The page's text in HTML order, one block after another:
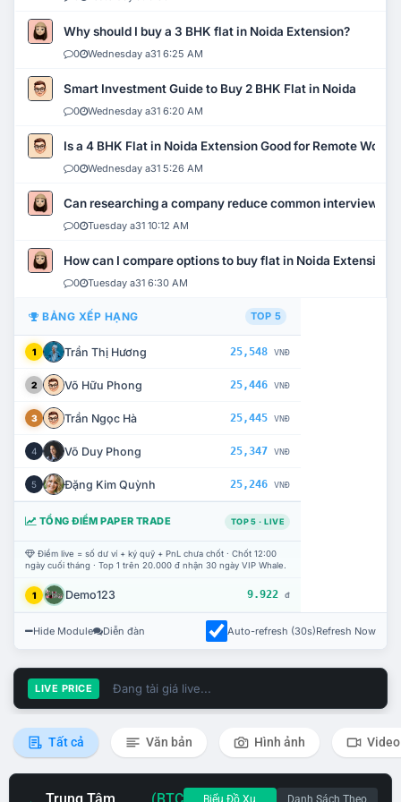
Why should I buy a 3 BHK flat in Noida Extension?
0 Wednesday a31 6:25 AM
Smart Investment Guide to Buy 2 BHK Flat in Noida
0 Wednesday a31 6:20 AM
Is a 4 BHK Flat in Noida Extension Good for Remote Work?
0 Wednesday a31 5:26 AM
Can researching a company reduce common interview
0 Tuesday a31 10:12 AM
How can I compare options to buy flat in Noida Extension?
0 Tuesday a31 6:30 AM
BẢNG XẾP HẠNG TOP 5
1 Trần Thị Hương 25,548 VNĐ
2 Võ Hữu Phong 25,446 VNĐ
3 Trần Ngọc Hà 25,445 VNĐ
4 Võ Duy Phong 25,347 VNĐ
5 Đặng Kim Quỳnh 25,246 VNĐ
TỔNG ĐIỂM PAPER TRADE TOP 5 · LIVE
Điểm live = số dư ví + ký quỹ + PnL chưa chốt · Chốt 12:00
ngày cuối tháng · Top 1 trên 20.000 đ nhận 30 ngày VIP Whale.
1 Demo123 9.922 đ
Hide Module Diễn đàn Auto-refresh (30s)Refresh Now
LIVE PRICE Đang tải giá live...
Tất cả Văn bản Hình ảnh Video
Biểu Đồ Xu Danh Sách Theo